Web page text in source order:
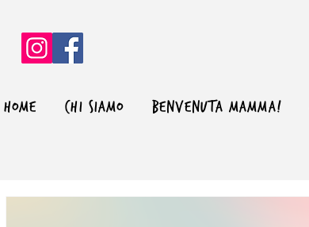
HOME CHI SIAMO BENVENUTA MAMMA!